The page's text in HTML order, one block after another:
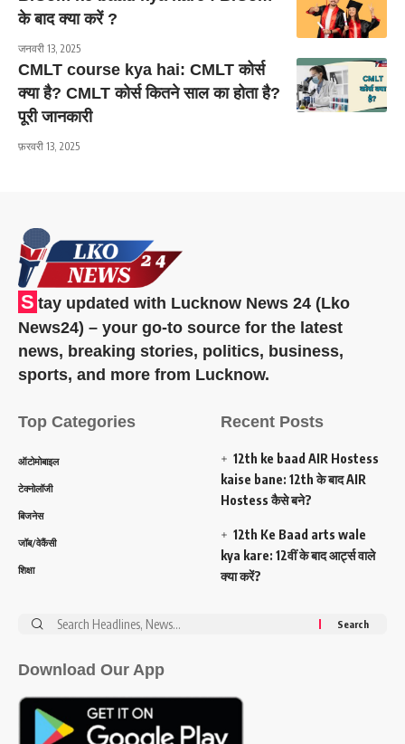
के बाद क्या करें ?
जनवरी 13, 2025
CMLT course kya hai: CMLT कोर्स
क्या है? CMLT कोर्स कितने साल का होता है?
पूरी जानकारी
फ़रवरी 13, 2025
S tay updated with Lucknow News 24 (Lko
News24) – your go-to source for the latest
news, breaking stories, politics, business,
sports, and more from Lucknow.
Top Categories
ऑटोमोबाइल
टेक्नोलॉजी
बिजनेस
जॉब/वेकैंसी
शिक्षा
Recent Posts
12th ke baad AIR Hostess
kaise bane: 12th के बाद AIR
Hostess कैसे बने?
12th Ke Baad arts wale
kya kare: 12वीं के बाद आर्ट्स वाले
क्या करें?
Search
Download Our App